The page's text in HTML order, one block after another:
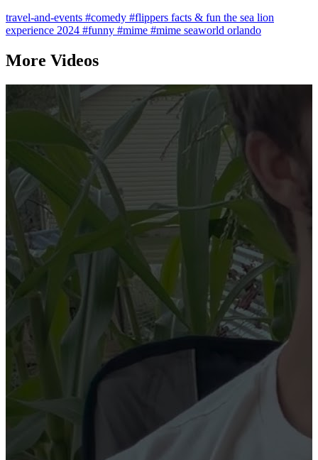
travel-and-events #comedy #flippers facts & fun the sea lion
experience 2024 #funny #mime #mime seaworld orlando
More Videos